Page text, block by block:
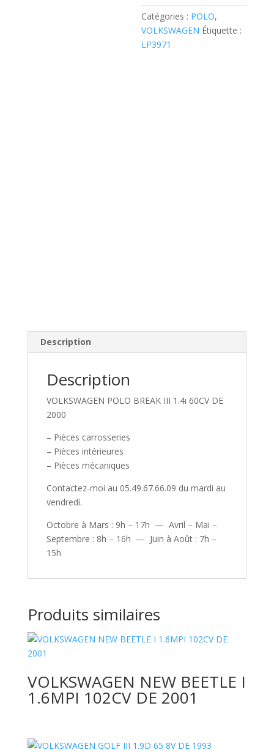
Catégories : POLO,
VOLKSWAGEN Étiquette :
LP3971
Description
Description
VOLKSWAGEN POLO BREAK III 1.4i 60CV DE
2000
– Pièces carrosseries
– Pièces intérieures
– Pièces mécaniques
Contactez-moi au 05.49.67.66.09 du mardi au
vendredi.
Octobre à Mars : 9h – 17h — Avril – Mai –
Septembre : 8h – 16h — Juin à Août : 7h –
15h
Produits similaires
VOLKSWAGEN NEW BEETLE I
1.6MPI 102CV DE 2001